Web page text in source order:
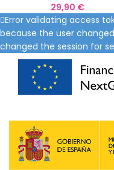
29,90 €
Error validating access
because the user
changed the session for